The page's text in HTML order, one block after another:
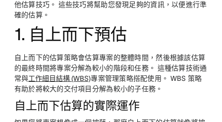
他估算技巧。 這些技巧將幫助您發現足夠的資訊，以便進行準
確的估算。
1. 自上而下預估
自上而下的估算策略會估算專案的整體時間，然後根據該估算
的最終時間將專案分解為較小的階段和任務。 這種估算技術通
常與工作細目結構 (WBS)專案管理策略搭配使用。 WBS 策略
有助於將較大的交付項目分解為較小的子任務。
自上而下估算的實際運作